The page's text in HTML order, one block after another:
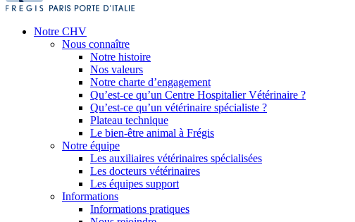
Notre CHV
Nous connaître
Notre histoire
Nos valeurs
Notre charte d’engagement
Qu’est-ce qu’un Centre Hospitalier Vétérinaire ?
Qu’est-ce qu’un vétérinaire spécialiste ?
Plateau technique
Le bien-être animal à Frégis
Notre équipe
Les auxiliaires vétérinaires spécialisées
Les docteurs vétérinaires
Les équipes support
Informations
Informations pratiques